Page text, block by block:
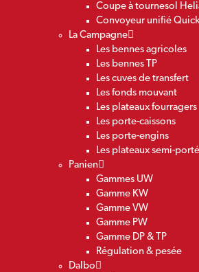
Coupe à tournesol
Convoyeur unifié
La Campagne
Les bennes agricoles
Les bennes TP
Les cuves de transfert
Les fonds mouvant
Les plateaux fourragers
Les porte-caissons
Les porte-engins
Les plateaux semi-
Panien
Gammes UW
Gamme KW
Gamme VW
Gamme PW
Gamme DP & TP
Régulation & pesée
Dalbo